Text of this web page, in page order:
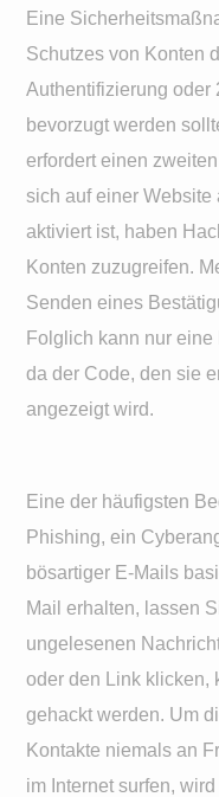
Eine
Schutzes von Konten
Authentifizierung oder
bevorzugt werden
erfordert einen
sich auf einer
aktiviert ist, haben
Konten zuzugreifen.
Senden eines
Folglich kann nur
da der Code, den sie
angezeigt wird.
Eine der häufigsten
Phishing, ein
bösartiger E-Mails
Mail erhalten, lassen
ungelesenen
oder den Link klicken,
gehackt werden. Um
Kontakte niemals an
im Internet surfen,